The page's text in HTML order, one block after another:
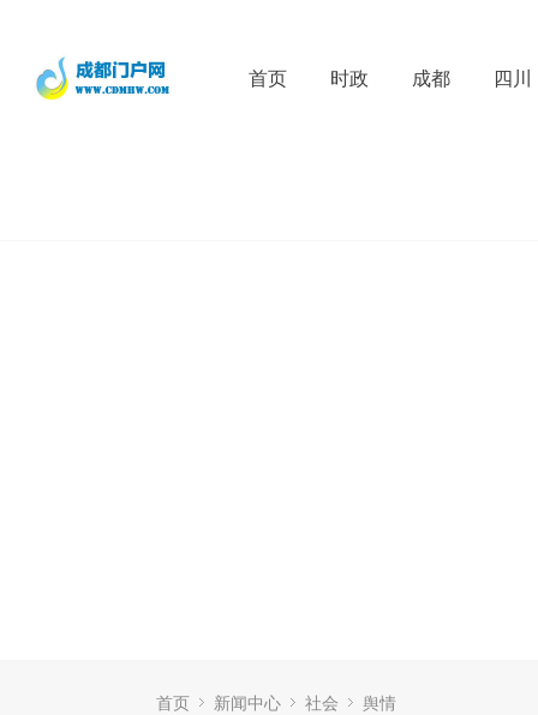
首页 时政 成都 四川
首页 新闻中心 社会 舆情